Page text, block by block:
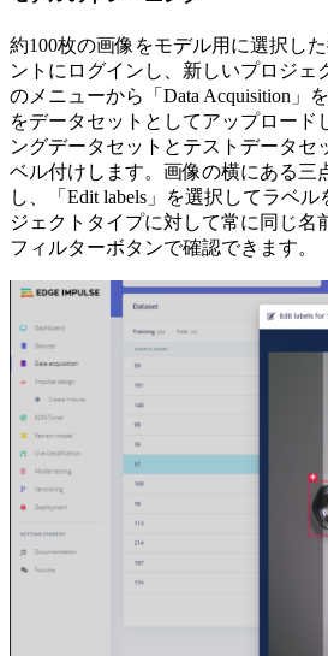
約100枚の画像をモデル用に選択した
ントにログインし、新しいプロジェ
のメニューから「Data Acquisition」
をデータセットとしてアップロード
ングデータセットとテストデータセ
ベル付けします。画像の横にある三
し、「Edit labels」を選択してラベ
ジェクトタイプに対して常に同じ名
フィルターボタンで確認できます。